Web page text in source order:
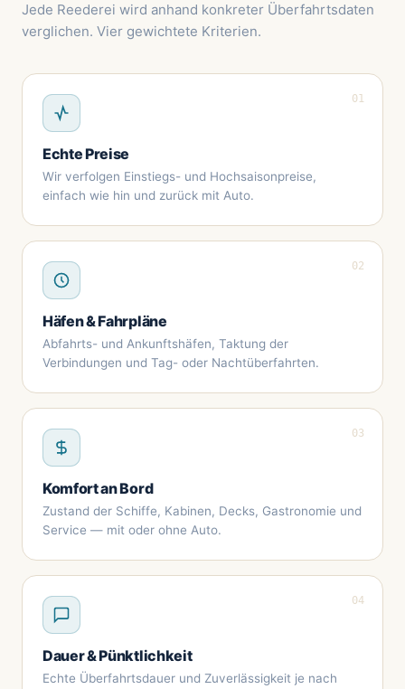
Jede Reederei wird anhand konkreter Überfahrtsdaten
verglichen. Vier gewichtete Kriterien.
01
Echte Preise
Wir verfolgen Einstiegs- und Hochsaisonpreise,
einfach wie hin und zurück mit Auto.
02
Häfen & Fahrpläne
Abfahrts- und Ankunftshäfen, Taktung der
Verbindungen und Tag- oder Nachtüberfahrten.
03
Komfort an Bord
Zustand der Schiffe, Kabinen, Decks, Gastronomie und
Service — mit oder ohne Auto.
04
Dauer & Pünktlichkeit
Echte Überfahrtsdauer und Zuverlässigkeit je nach